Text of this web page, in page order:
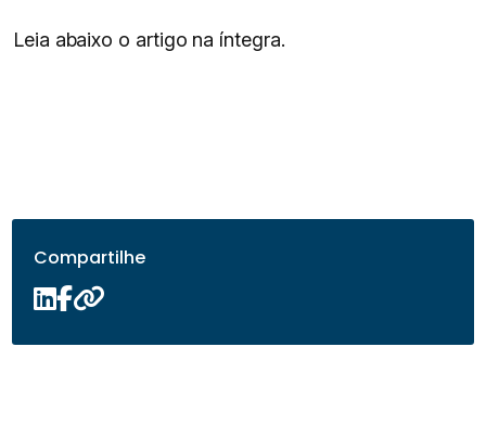
Leia abaixo o artigo na íntegra.
Compartilhe